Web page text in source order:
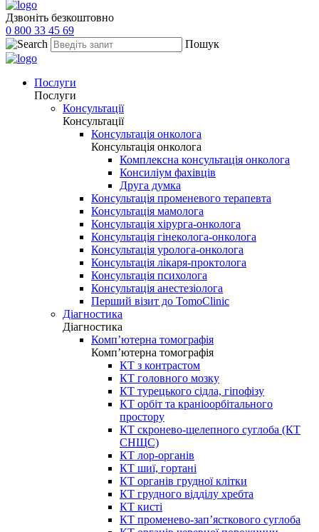
Дзвоніть безкоштовно
0 800 33 45 69
Пошук
Послуги
Послуги
Консультації
Консультації
Консультація онколога
Консультація онколога
Комплексна консультація онколога
Консиліум фахівців
Друга думка
Консультація променевого терапевта
Консультація мамолога
Консультація хірурга-онколога
Консультація гінеколога-онколога
Консультація уролога-онколога
Консультація лікаря-проктолога
Консультація психолога
Консультація анестезіолога
Перший візит до TomoClinic
Діагностика
Діагностика
Комп’ютерна томографія
Комп’ютерна томографія
КТ з контрастом
КТ головного мозку
КТ турецького сідла, гіпофізу
КТ орбіт та краніоорбітального
простору
КТ скронево-щелепного суглоба (КТ
СНЩС)
КТ лор-органів
КТ шиї, гортані
КТ органів грудної клітки
КТ грудного відділу хребта
КТ кисті
КТ променево-зап’ясткового суглоба